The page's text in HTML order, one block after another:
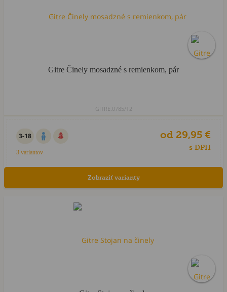
Gitre Činely mosadzné s remienkom, pár
GITRE.0785/T2
3-18
3 variantov
od 29,95 €
s DPH
Zobraziť varianty